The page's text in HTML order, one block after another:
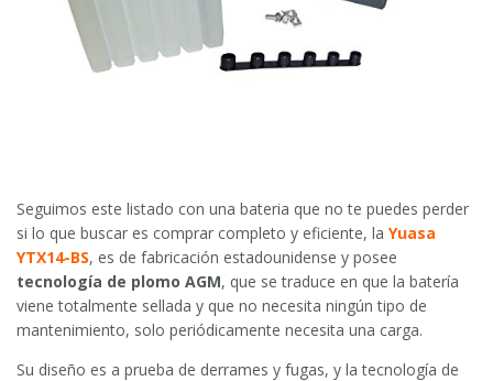
Seguimos este listado con una bateria que no te puedes perder
si lo que buscar es comprar completo y eficiente, la Yuasa
YTX14-BS, es de fabricación estadounidense y posee
tecnología de plomo AGM, que se traduce en que la batería
viene totalmente sellada y que no necesita ningún tipo de
mantenimiento, solo periódicamente necesita una carga.
Su diseño es a prueba de derrames y fugas, y la tecnología de